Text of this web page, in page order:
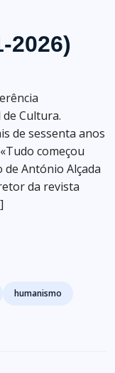
2026)
Cultura.
de sessenta anos
começou
de António Alçada
da revista
humanismo